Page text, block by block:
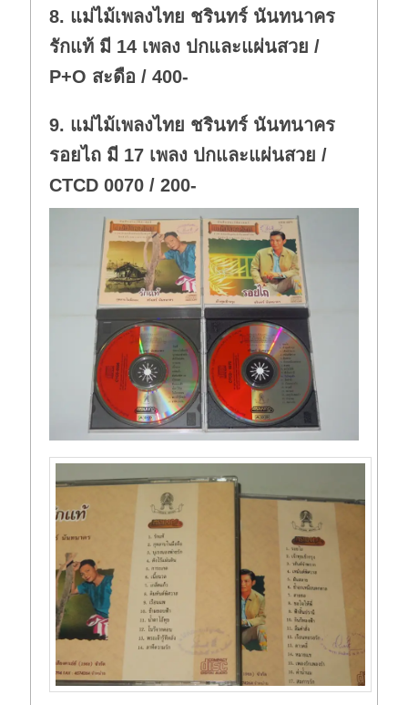
n
8. แม่ไม้เพลงไทย ชรินทร์ นันทนาคร
รักแท้ มี 14 เพลง ปกและแผ่นสวย /
P+O สะดือ / 400-
9. แม่ไม้เพลงไทย ชรินทร์ นันทนาคร
รอยไถ มี 17 เพลง ปกและแผ่นสวย /
CTCD 0070 / 200-